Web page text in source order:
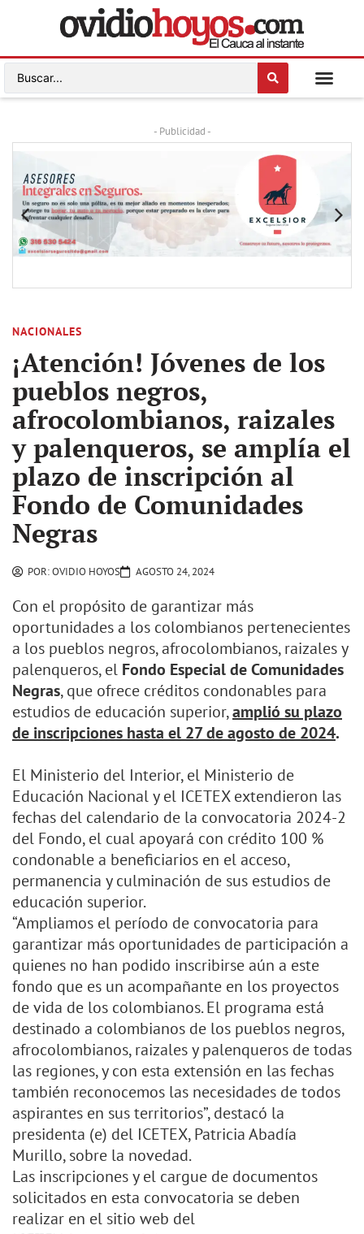
- Publicidad -
NACIONALES
¡Atención! Jóvenes de los
pueblos negros,
afrocolombianos, raizales
y palenqueros, se amplía el
plazo de inscripción al
Fondo de Comunidades
Negras
POR:OVIDIO HOYOS AGOSTO 24, 2024
Con el propósito de garantizar más
oportunidades a los colombianos pertenecientes
a los pueblos negros, afrocolombianos, raizales y
palenqueros, el Fondo Especial de Comunidades
Negras, que ofrece créditos condonables para
estudios de educación superior,amplió su plazo
de inscripciones hasta el 27 de agosto de 2024.
El Ministerio del Interior, el Ministerio de
Educación Nacional y el ICETEX extendieron las
fechas del calendario de la convocatoria 2024-2
del Fondo, el cual apoyará con crédito 100 %
condonable a beneficiarios en el acceso,
permanencia y culminación de sus estudios de
educación superior.
“Ampliamos el período de convocatoria para
garantizar más oportunidades de participación a
quienes no han podido inscribirse aún a este
fondo que es un acompañante en los proyectos
de vida de los colombianos. El programa está
destinado a colombianos de los pueblos negros,
afrocolombianos, raizales y palenqueros de todas
las regiones, y con esta extensión en las fechas
también reconocemos las necesidades de todos
aspirantes en sus territorios”, destacó la
presidenta (e) del ICETEX, Patricia Abadía
Murillo, sobre la novedad.
Las inscripciones y el cargue de documentos
solicitados en esta convocatoria se deben
realizar en el sitio web del